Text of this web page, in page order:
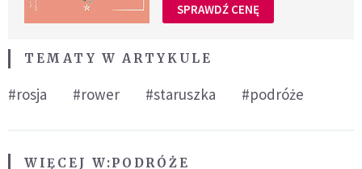
SPRAWDŹ CENĘ
TEMATY W ARTYKULE
#rosja #rower #staruszka #podróże
WIĘCEJ W:PODRÓŻE